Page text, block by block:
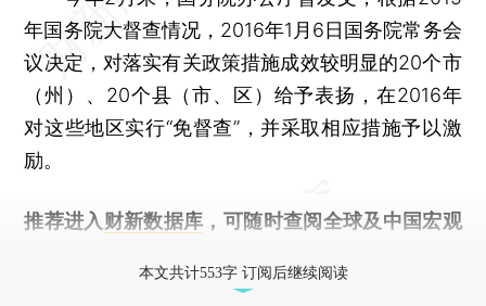
年国务院大督查情况，2016年1月6日国务院常务会
议决定，对落实有关政策措施成效较明显的20个市
（州）、20个县（市、区）给予表扬，在2016年
对这些地区实行“免督查”，并采取相应措施予以激
励。
推荐进入 财新数据库 ，可随时查阅全球及中国宏观
本文共计553字 订阅后继续阅读